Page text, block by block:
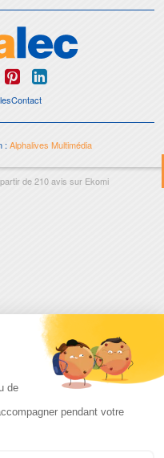
Contact
: Alphalives Multimédia
de210avis sur Ekomi